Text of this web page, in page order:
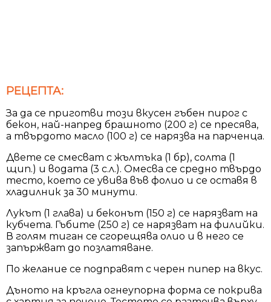
РЕЦЕПТА:
За да се приготви този вкусен гъбен пирог с
бекон, най-напред брашното (200 г) се пресява,
а твърдото масло (100 г) се нарязва на парченца.
Двете се смесват с жълтъка (1 бр), солта (1
щип.) и водата (3 с.л.). Омесва се средно твърдо
тесто, което се увива във фолио и се оставя в
хладилник за 30 минути.
Лукът (1 глава) и беконът (150 г) се нарязват на
кубчета. Гъбите (250 г) се нарязват на филийки.
В голям тиган се сгорещява олио и в него се
запържват до позлатяване.
По желание се подправят с черен пипер на вкус.
Дъното на кръгла огнеупорна форма се покрива